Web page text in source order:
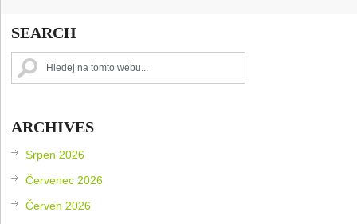
SEARCH
ARCHIVES
Srpen 2026
Červenec 2026
Červen 2026